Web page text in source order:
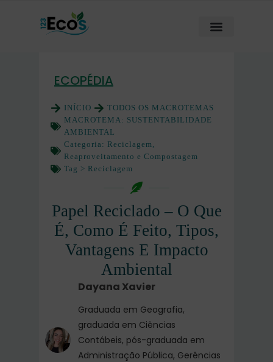
ECOPÉDIA
INÍCIO
TODOS OS MACROTEMAS
MACROTEMA: SUSTENTABILIDADE
AMBIENTAL
Categoria: Reciclagem,
Reaproveitamento e Compostagem
Tag > Reciclagem
Papel Reciclado – O Que
É, Como É Feito, Tipos,
Vantagens E Impacto
Ambiental
Dayana Xavier
Graduada em Geografia,
graduada em Ciências
Contábeis, pós-graduada em
Administração Pública, Gerências